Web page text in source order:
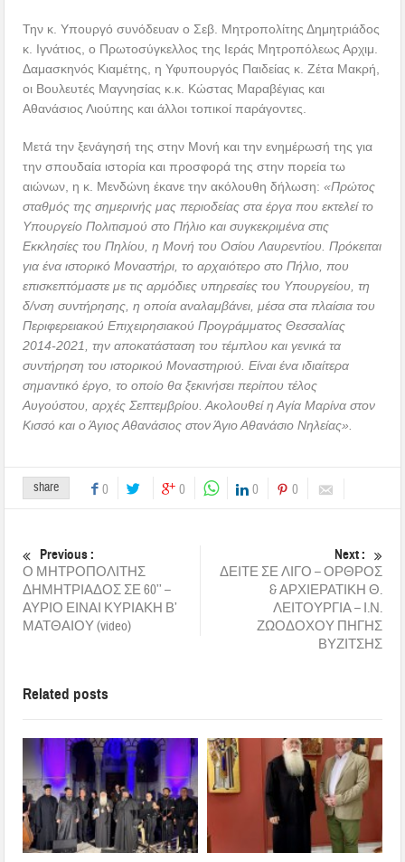
Την κ. Υπουργό συνόδευαν ο Σεβ. Μητροπολίτης Δημητριάδος
κ. Ιγνάτιος, ο Πρωτοσύγκελλος της Ιεράς Μητροπόλεως Αρχιμ.
Δαμασκηνός Κιαμέτης, η Υφυπουργός Παιδείας κ. Ζέτα Μακρή,
οι Βουλευτές Μαγνησίας κ.κ. Κώστας Μαραβέγιας και
Αθανάσιος Λιούπης και άλλοι τοπικοί παράγοντες.
Μετά την ξενάγησή της στην Μονή και την ενημέρωσή της για
την σπουδαία ιστορία και προσφορά της στην πορεία τω
αιώνων, η κ. Μενδώνη έκανε την ακόλουθη δήλωση:«Πρώτος
σταθμός της σημερινής μας περιοδείας στα έργα που εκτελεί το
Υπουργείο Πολιτισμού στο Πήλιο και συγκεκριμένα στις
Εκκλησίες του Πηλίου, η Μονή του Οσίου Λαυρεντίου. Πρόκειται
για ένα ιστορικό Μοναστήρι, το αρχαιότερο στο Πήλιο, που
επισκεπτόμαστε με τις αρμόδιες υπηρεσίες του Υπουργείου, τη
δ/νση συντήρησης, η οποία αναλαμβάνει, μέσα στα πλαίσια του
Περιφερειακού Επιχειρησιακού Προγράμματος Θεσσαλίας
2014-2021, την αποκατάσταση του τέμπλου και γενικά τα
συντήρηση του ιστορικού Μοναστηριού. Είναι ένα ιδιαίτερα
σημαντικό έργο, το οποίο θα ξεκινήσει περίπου τέλος
Αυγούστου, αρχές Σεπτεμβρίου. Ακολουθεί η Αγία Μαρίνα στον
Κισσό και ο Άγιος Αθανάσιος στον Άγιο Αθανάσιο Νηλείας».
share 0 0 0 0
Previous :
Ο ΜΗΤΡΟΠΟΛΙΤΗΣ
ΔΗΜΗΤΡΙΑΔΟΣ ΣΕ 60’’ –
ΑΥΡΙΟ ΕΙΝΑΙ ΚΥΡΙΑΚΗ Β’
ΜΑΤΘΑΙΟΥ (video)
Next :
ΔΕΙΤΕ ΣΕ ΛΙΓΟ – ΟΡΘΡΟΣ
& ΑΡΧΙΕΡΑΤΙΚΗ Θ.
ΛΕΙΤΟΥΡΓΙΑ – Ι.Ν.
ΖΩΟΔΟΧΟΥ ΠΗΓΗΣ
ΒΥΖΙΤΣΗΣ
Related posts